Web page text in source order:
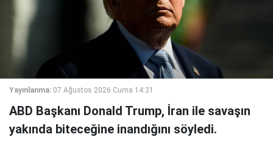
Yayınlanma: 07 Ağustos 2026 Cuma 14:31
ABD Başkanı Donald Trump, İran ile savaşın
yakında biteceğine inandığını söyledi.